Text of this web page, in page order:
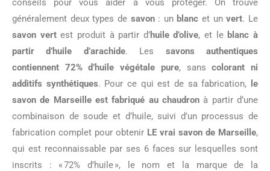
conseils pour vous aider à vous protéger. On trouve
généralement deux types de savon: un blanc et unvert. Le
savon vertest produit à partir d’huile d’olive, et le blanc à
partir d’huile d’arachide. Les savons authentiques
contiennent 72% d’huile végétale pure, sanscolorant ni
additifs synthétiques. Pour ce qui est de sa fabrication,
le
savon de Marseille est fabriqué au chaudron à partir d’une
combinaison de soude et d’huile, suivi d’un processus de
fabrication complet pour obtenir LE vrai savon de Marseille,
qui est reconnaissable par ses 6 faces sur lesquelles sont
inscrits : « 72% d’huile », le nom et la marque de la